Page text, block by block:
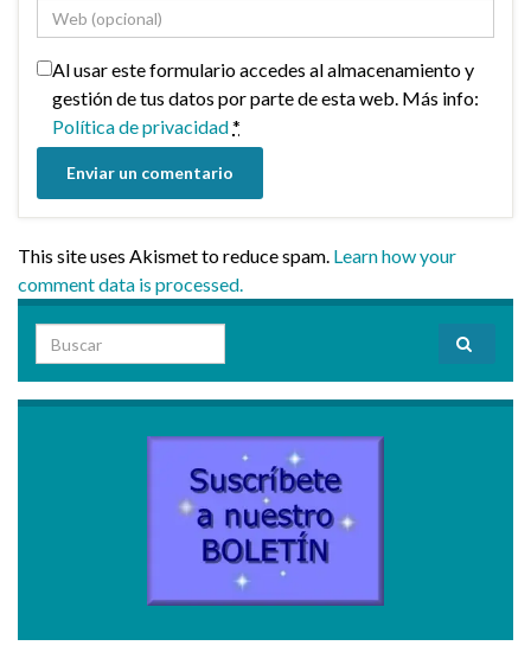
Al usar este formulario accedes al almacenamiento y
gestión de tus datos por parte de esta web. Más info:
Política de privacidad*
This site uses Akismet to reduce spam. Learn how your
comment data is processed.
Search for: